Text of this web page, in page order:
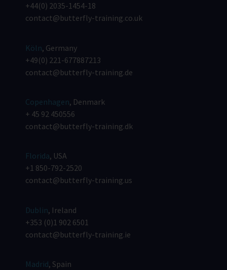
+44(0) 2035-1454-18
contact@butterfly-training.co.uk
Köln, Germany
+49(0) 221-677887213
contact@butterfly-training.de
Copenhagen, Denmark
+ 45 92 450556
contact@butterfly-training.dk
Florida, USA
+1 850-792-2520
contact@butterfly-training.us
Dublin, Ireland
+353 (0)1 902 6501
contact@butterfly-training.ie
Madrid, Spain